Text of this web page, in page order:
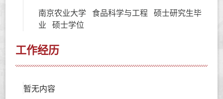
南京农业大学 食品科学与工程 硕士研究生毕
业 硕士学位
工作经历
暂无内容